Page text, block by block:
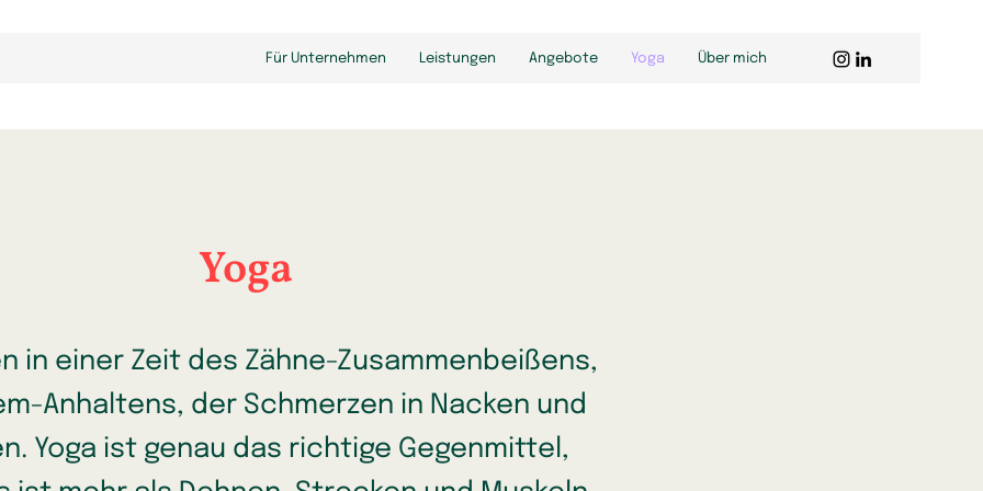
Für Unternehmen Leistungen Angebote Yoga Über mich
Yoga
in einer Zeit des Zähne-Zusammenbeißens,
Anhaltens, der Schmerzen in Nacken und
Yoga ist genau das richtige Gegenmittel,